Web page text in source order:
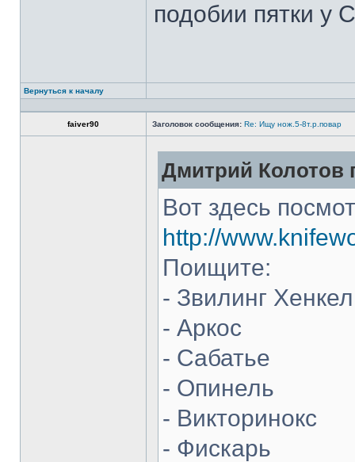
подобии пятки у
Вернуться к началу
faiver90 Заголовок сообщения: Re: Ищу нож.5-8т.р.повар
Дмитрий Колотов
Вот здесь
http://
Поищите:
- Звилинг
- Аркос
- Сабатье
- Опинель
- Викторинокс
- Фискарь